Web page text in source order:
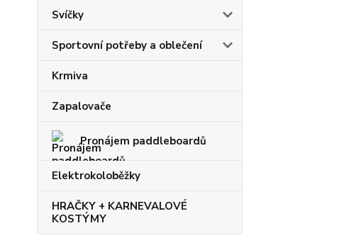
Svíčky
Sportovní potřeby a oblečení
Krmiva
Zapalovače
Pronájem paddleboardů
Elektrokoloběžky
HRAČKY + KARNEVALOVÉ
KOSTÝMY